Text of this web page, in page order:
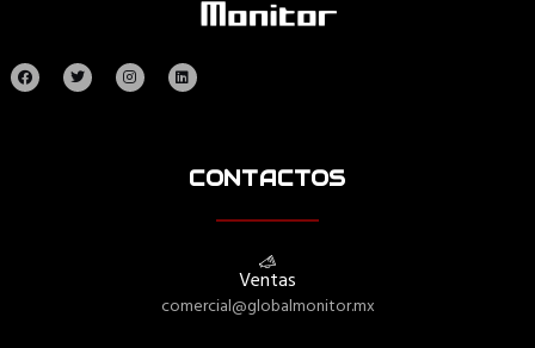
CONTACTOS
Ventas
comercial@globalmonitor.mx